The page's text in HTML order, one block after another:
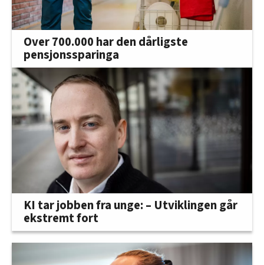
Over 700.000 har den dårligste
pensjonssparinga
KI tar jobben fra unge: – Utviklingen går
ekstremt fort